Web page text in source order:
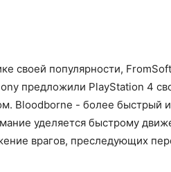
своей популярности,
предложили PlayStation 4
Bloodborne - более быстрый
уделяется быстрому
врагов, преследующих